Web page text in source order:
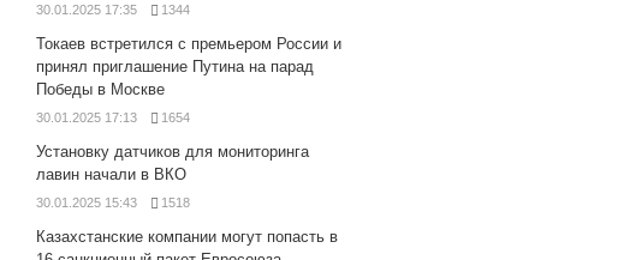
30.01.2025 17:35 1344
Токаев встретился с премьером России и
принял приглашение Путина на парад
Победы в Москве
30.01.2025 17:13 1654
Установку датчиков для мониторинга
лавин начали в ВКО
30.01.2025 15:43 1518
Казахстанские компании могут попасть в